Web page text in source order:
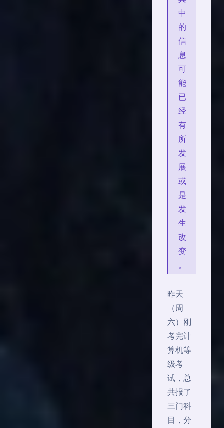
中
的
信
息
可
能
已
经
有
所
发
展
或
是
发
生
改
变
。
昨天
（周
六）刚
考完计
算机等
级考
试，总
共报了
三门科
目，分